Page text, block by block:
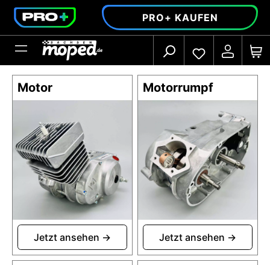
springen PRO+ KAUFEN
Motor Motorrumpf